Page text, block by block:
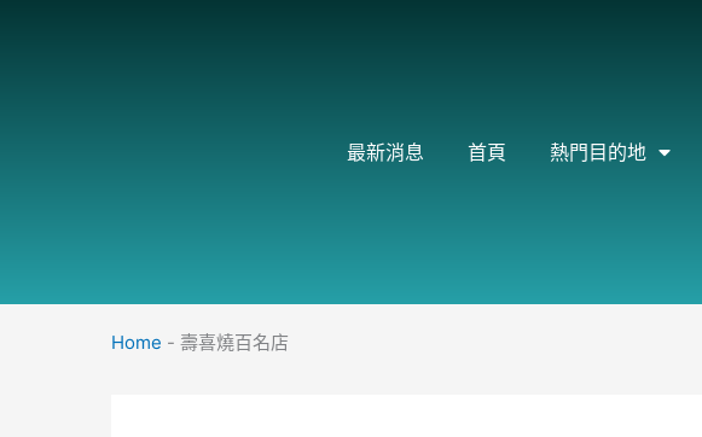
最新消息 首頁 熱門目的地
Home - 壽喜燒百名店